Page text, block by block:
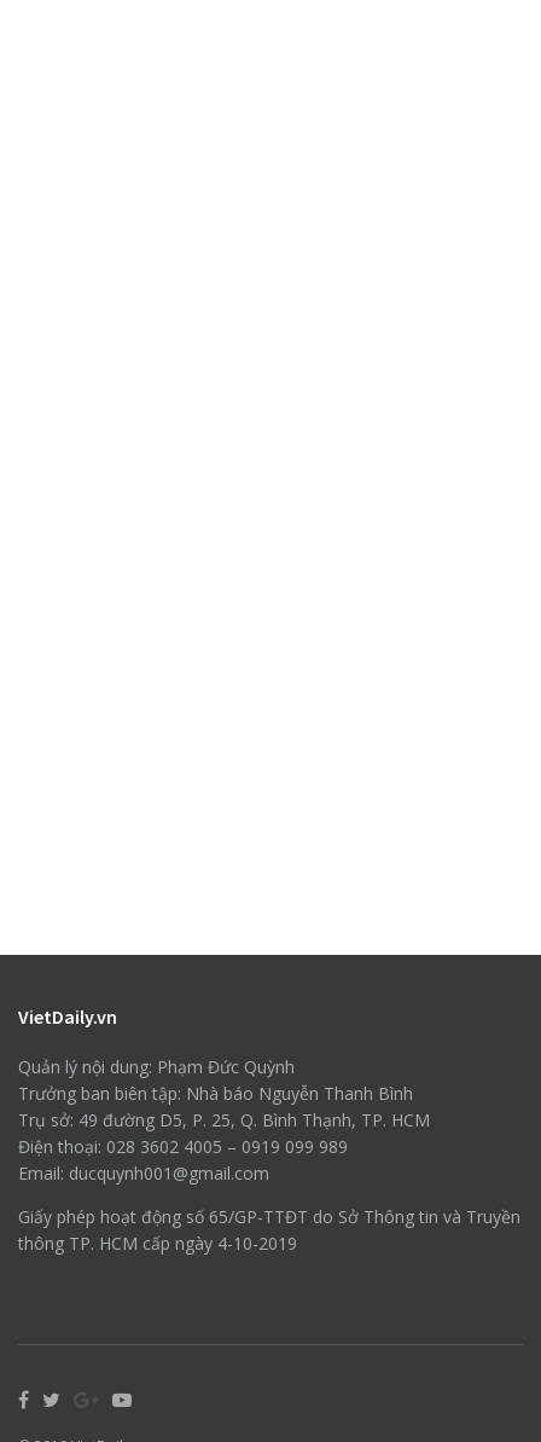
VietDaily.vn
Quản lý nội dung: Phạm Đức Quỳnh
Trưởng ban biên tập: Nhà báo Nguyễn Thanh Bình
Trụ sở: 49 đường D5, P. 25, Q. Bình Thạnh, TP. HCM
Điện thoại: 028 3602 4005 – 0919 099 989
Email: ducquynh001@gmail.com
Giấy phép hoạt động số 65/GP-TTĐT do Sở Thông tin và Truyền
thông TP. HCM cấp ngày 4-10-2019